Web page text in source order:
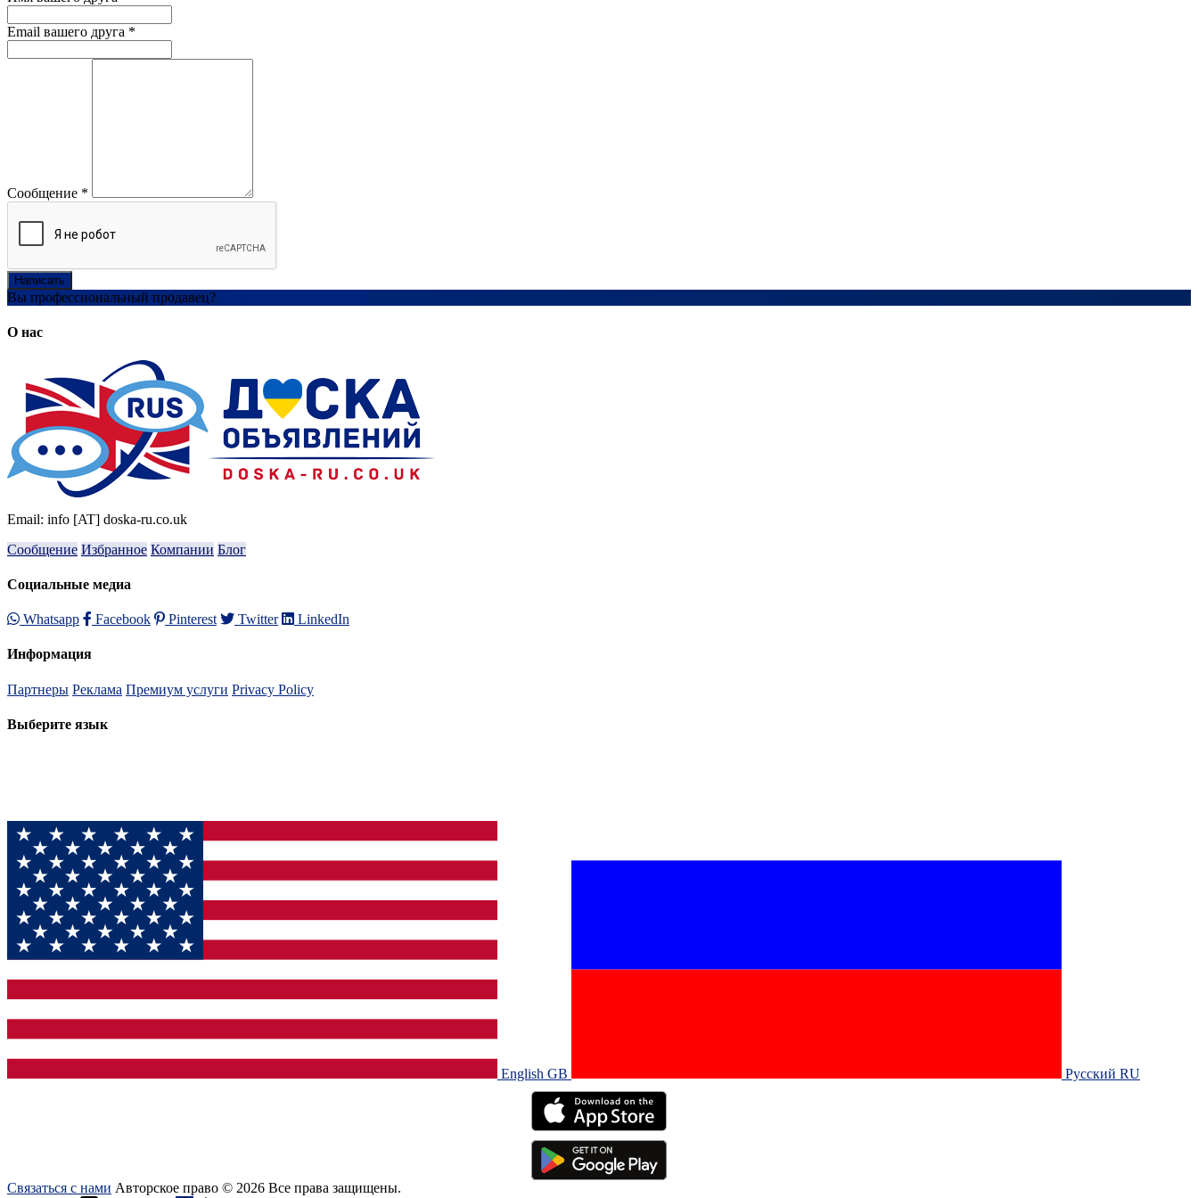
Email вашего друга *
Сообщение *
Написать
Вы профессиональный продавец?
О нас
Email: info [AT] doska-ru.co.uk
Сообщение Избранное Компании Блог
Социальные медиа
Whatsapp Facebook Pinterest Twitter LinkedIn
Информация
Партнеры Реклама Премиум услуги Privacy Policy
Выберите язык
English GB‎ Русский RU‎
Связаться с нами Авторское право © 2026 Все права защищены.